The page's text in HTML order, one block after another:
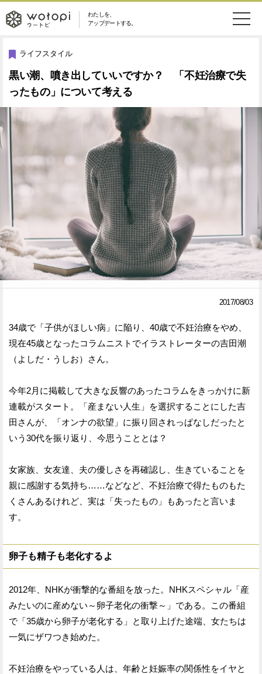
わたしを、
アップデートする。
wotopi
-
ウ
ー
ト
ピ
メ
ニ
ュ
ー
恋愛・結婚
美容・コスメ 妊娠・出産
健康 ワークスタイル
ソーシャル SDGs
検
索
ウートピとは？
Facebook
シ
す
る
Twitter
シ
す
る
ライフスタイル
黒い潮、噴き出していいですか？ 「不妊治療で失
ったもの」について考える
2017/08/03
34歳で「子供がほしい病」に陥り、40歳で不妊治療をやめ、
現在45歳となったコラムニストでイラストレーターの吉田潮
（よしだ・うしお）さん。
今年2月に掲載して大きな反響のあったコラムをきっかけに新
連載がスタート。「産まない人生」を選択することにした吉
田さんが、「オンナの欲望」に振り回されっぱなしだったと
いう30代を振り返り、今思うこととは？
女家族、女友達、夫の優しさを再確認し、生きていることを
親に感謝する気持ち……などなど、不妊治療で得たものもた
くさんあるけれど、実は「失ったもの」もあったと言いま
す。
卵子も精子も老化するよ
2012年、NHKが衝撃的な番組を放った。NHKスペシャル「産
みたいのに産めない～卵子老化の衝撃～」である。この番組
で「35歳から卵子が老化する」と取り上げた途端、女たちは
一気にザワつき始めた。
不妊治療をやっている人は、年齢と妊娠率の関係性をイヤと